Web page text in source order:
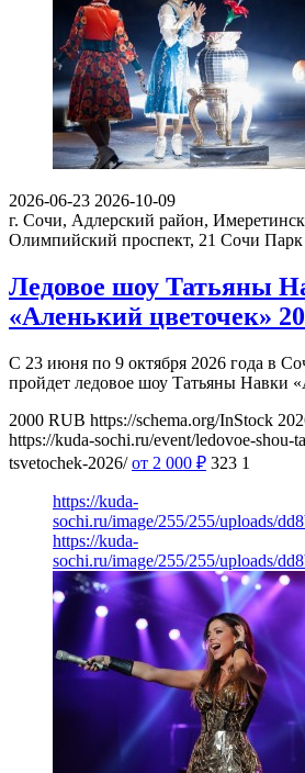
2026-06-23 2026-10-09
г. Сочи, Адлерский район,
Олимпийский проспект, 21 Сочи Парк
Ледовое шоу Татьяны
«Аленький цветочек»
С 23 июня по 9 октября 2026 года в
пройдет ледовое шоу Татьяны Навки
2000 RUB https://schema.org/InStock
https://kuda-sochi.ru/event/ledovoe-shou-
tsvetochek-2026/ от 2 000 ₽ 323 1
https://kuda-
sochi.ru/image/255/255/uploads/
https://kuda-
sochi.ru/image/255/255/uploads/